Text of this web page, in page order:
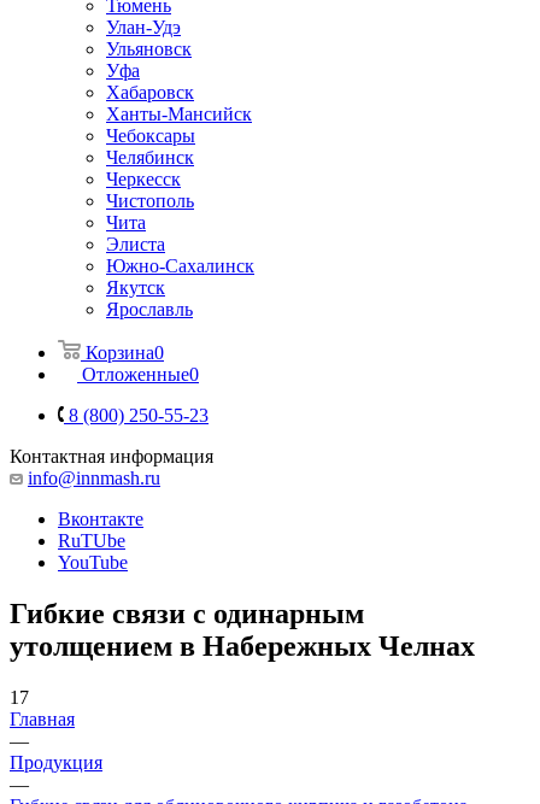
Тюмень
Улан-Удэ
Ульяновск
Уфа
Хабаровск
Ханты-Мансийск
Чебоксары
Челябинск
Черкесск
Чистополь
Чита
Элиста
Южно-Сахалинск
Якутск
Ярославль
Корзина0
Отложенные0
8 (800) 250-55-23
Контактная информация
info@innmash.ru
Вконтакте
RuTUbe
YouTube
Гибкие связи с одинарным
утолщением в Набережных Челнах
17
Главная
—
Продукция
—